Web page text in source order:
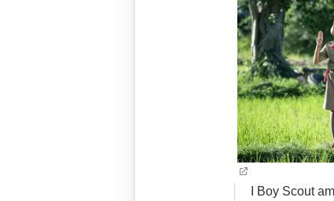
I Boy Scout